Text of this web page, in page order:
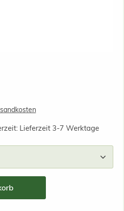
Lieferzeit 3-7 Werktage